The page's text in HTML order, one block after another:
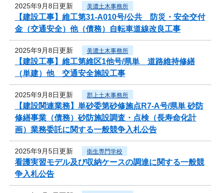
2025年9月8日更新 美濃土木事務所
【建設工事】維工第31-A010号/公共 防災・安全交付
金（交通安全）他（債務）自転車道線改良工事
2025年9月8日更新 美濃土木事務所
【建設工事】維工第維区1他号/県単 道路維持修繕
（単建）他 交通安全施設工事
2025年9月8日更新 郡上土木事務所
【建設関連業務】単砂委第砂修施点R7-A号/県単 砂防
修繕事業（債務）砂防施設調査・点検（長寿命化計
画）業務委託に関する一般競争入札公告
2025年9月5日更新 衛生専門学校
看護実習モデル及び収納ケースの調達に関する一般競
争入札公告